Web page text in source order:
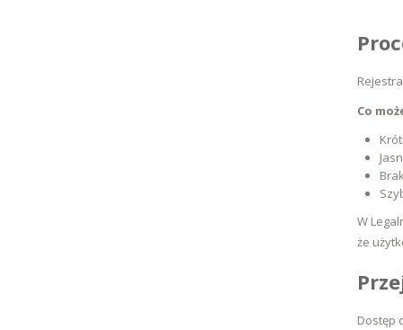
Co
W
że
Dostęp